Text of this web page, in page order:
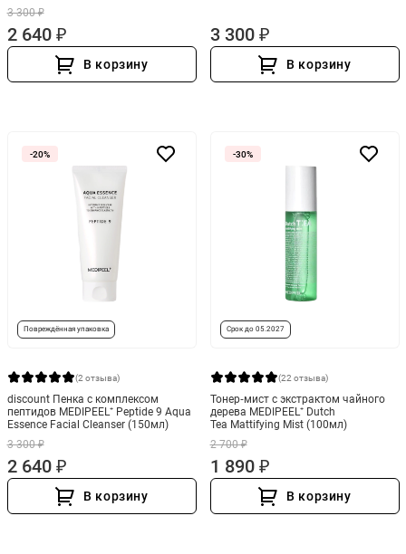
3 300 ₽
2 640 ₽
В корзину
3 300 ₽
В корзину
-20%
Повреждённая упаковка
(2 отзыва)
discount Пенка с комплексом
пептидов MEDIPEEL⁺ Peptide 9 Aqua
Essence Facial Cleanser (150мл)
3 300 ₽
2 640 ₽
В корзину
-30%
Срок до 05.2027
(22 отзыва)
Тонер‑мист с экстрактом чайного
дерева MEDIPEEL⁺ Dutch
Tea Mattifying Mist (100мл)
2 700 ₽
1 890 ₽
В корзину